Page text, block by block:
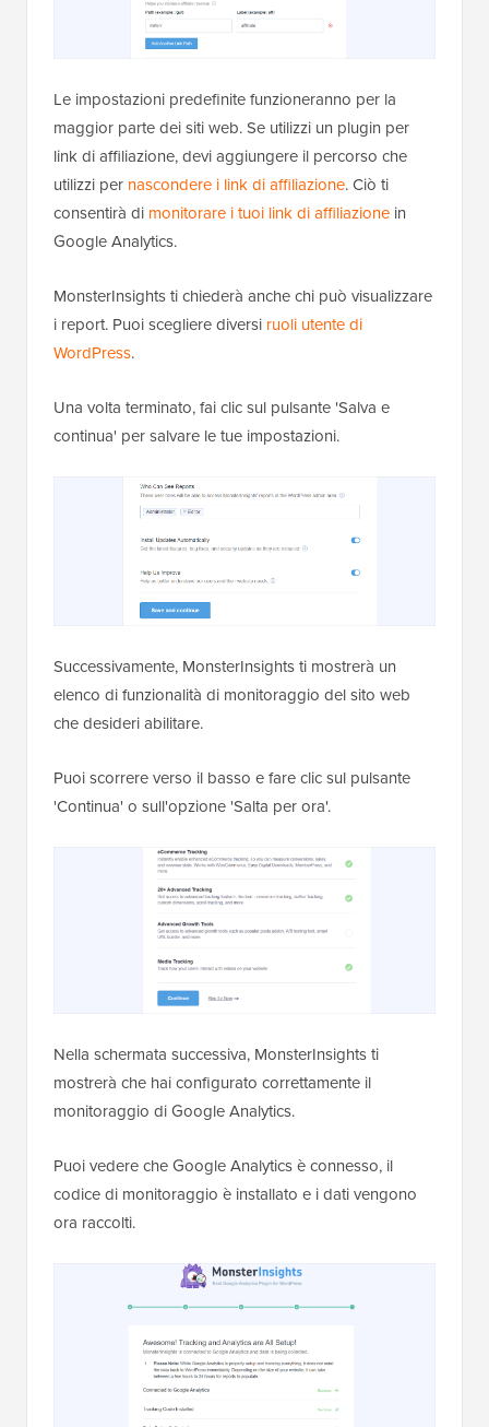
Le impostazioni predefinite funzioneranno per la
maggior parte dei siti web. Se utilizzi un plugin per
link di affiliazione, devi aggiungere il percorso che
utilizzi per nascondere i link di affiliazione. Ciò ti
consentirà di monitorare i tuoi link di affiliazione in
Google Analytics.
MonsterInsights ti chiederà anche chi può visualizzare
i report. Puoi scegliere diversi ruoli utente di
WordPress.
Una volta terminato, fai clic sul pulsante 'Salva e
continua' per salvare le tue impostazioni.
Successivamente, MonsterInsights ti mostrerà un
elenco di funzionalità di monitoraggio del sito web
che desideri abilitare.
Puoi scorrere verso il basso e fare clic sul pulsante
'Continua' o sull'opzione 'Salta per ora'.
Nella schermata successiva, MonsterInsights ti
mostrerà che hai configurato correttamente il
monitoraggio di Google Analytics.
Puoi vedere che Google Analytics è connesso, il
codice di monitoraggio è installato e i dati vengono
ora raccolti.